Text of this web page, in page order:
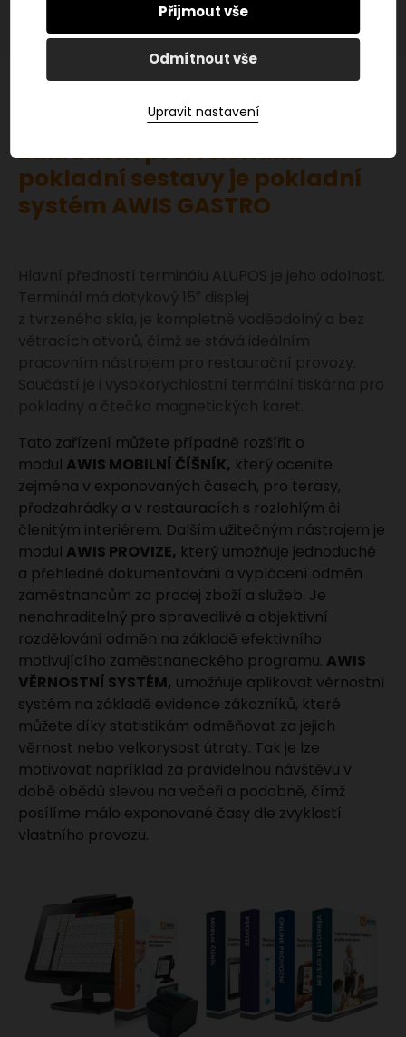
Základem profesionální
pokladní sestavy je pokladní
systém AWIS GASTRO
Hlavní předností terminálu ALUPOS je jeho odolnost.
Terminál má dotykový 15″ displej
z tvrzeného skla, je kompletně voděodolný a bez
větracích otvorů, čímž se stává ideálním
pracovním nástrojem pro restaurační provozy.
Součástí je i vysokorychlostní termální tiskárna pro
pokladny a čtečka magnetických karet.
Tato zařízení můžete případně rozšířit o
modul AWIS MOBILNÍ ČÍŠNÍK, který oceníte
zejména v exponovaných časech, pro terasy,
předzahrádky a v restauracích s rozlehlým či
členitým interiérem. Dalším užitečným nástrojem je
modul AWIS PROVIZE, který umožňuje jednoduché
a přehledné dokumentování a vyplácení odměn
zaměstnancům za prodej zboží a služeb. Je
nenahraditelný pro spravedlivé a objektivní
rozdělování odměn na základě efektivního
motivujícího zaměstnaneckého programu. AWIS
VĚRNOSTNÍ SYSTÉM, umožňuje aplikovat věrnostní
systém na základě evidence zákazníků, které
můžete díky statistikám odměňovat za jejich
věrnost nebo velkorysost útraty. Tak je lze
motivovat například za pravidelnou návštěvu v
době obědů slevou na večeři a podobně, čímž
posílíme málo exponované časy dle zvyklostí
vlastního provozu.
Přijmout vše
Odmítnout vše
Upravit nastavení